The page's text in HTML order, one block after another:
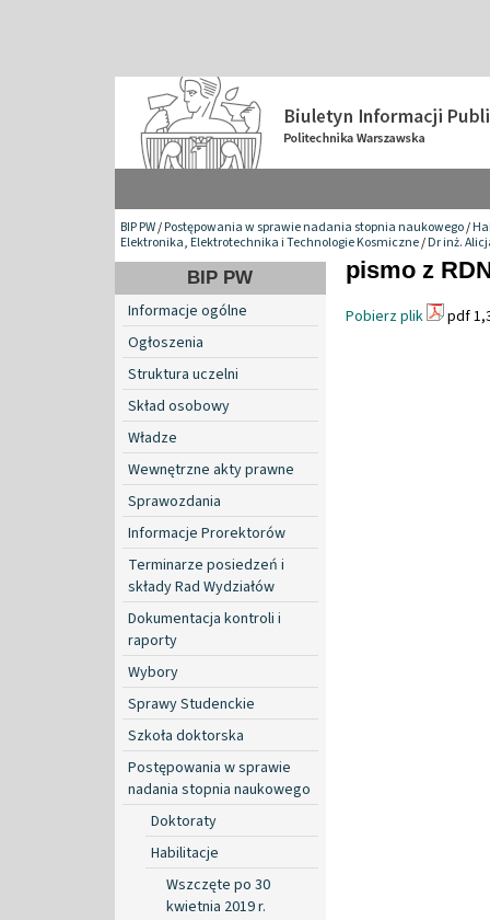
BIP PW/Postępowania w sprawie nadania stopnia naukowego/
Elektronika, Elektrotechnika i Technologie Kosmiczne/Dr inż.
BIP PW
Informacje ogólne
Ogłoszenia
Struktura uczelni
Skład osobowy
Władze
Wewnętrzne akty prawne
Sprawozdania
Informacje Prorektorów
Terminarze posiedzeń i
składy Rad Wydziałów
Dokumentacja kontroli i
raporty
Wybory
Sprawy Studenckie
Szkoła doktorska
Postępowania w sprawie
nadania stopnia naukowego
Doktoraty
Habilitacje
Wszczęte po 30
kwietnia 2019 r.
pismo z
Pobierz plik pdf